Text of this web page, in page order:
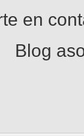
en
Blog